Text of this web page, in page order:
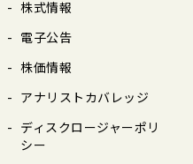
株式情報
電⼦公告
株価情報
アナリストカバレッジ
ディスクロージャーポリ
シー